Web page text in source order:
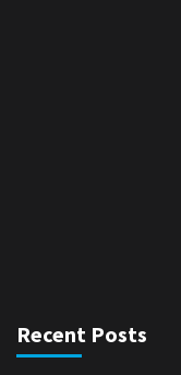
Recent Posts